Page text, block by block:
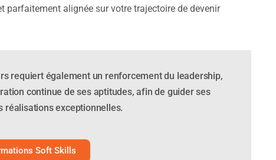
parfaitement alignée sur votre trajectoire de devenir
requiert également un renforcement du leadership,
continue de ses aptitudes, afin de guider ses
réalisations exceptionnelles.
Soft Skills